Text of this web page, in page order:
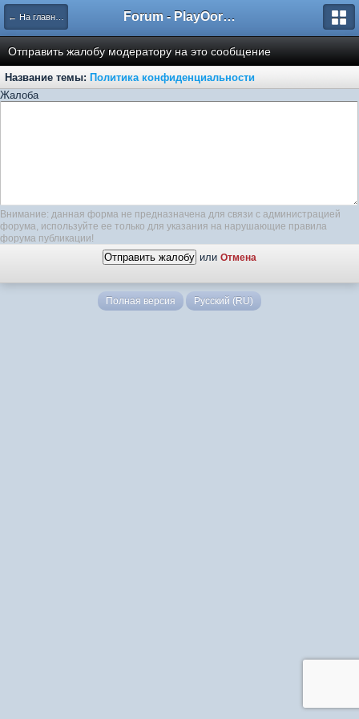
← На главную Forum - PlayOorbis.net
Отправить жалобу модератору на это сообщение
Название темы: Политика конфиденциальности
Жалоба
Внимание: данная форма не предназначена для связи с администрацией
форума, используйте ее только для указания на нарушающие правила
форума публикации!
или Отмена
Полная версия Русский (RU)